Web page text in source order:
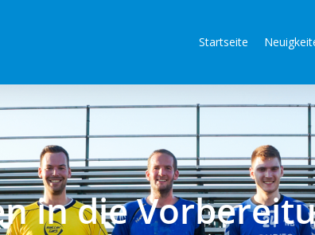
Startseite
in die